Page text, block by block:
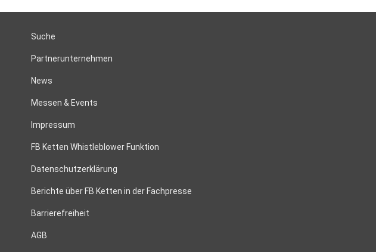
Suche
Partnerunternehmen
News
Messen & Events
Impressum
FB Ketten Whistleblower Funktion
Datenschutzerklärung
Berichte über FB Ketten in der Fachpresse
Barrierefreiheit
AGB